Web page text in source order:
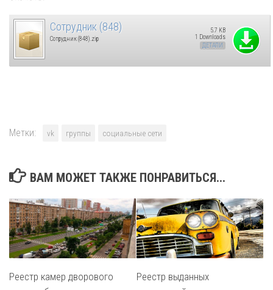
Сотрудник (848)
Сотрудник (848).zip
5.7 KB
1 Downloads
ДЕТАЛИ
Метки: vk группы социальные сети
ВАМ МОЖЕТ ТАКЖЕ ПОНРАВИТЬСЯ...
Реестр камер дворового
Реестр выданных